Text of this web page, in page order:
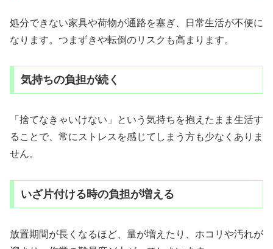
処分できない家具や荷物が通路を塞ぎ、日常生活が不便に
なります。つまずきや転倒のリスクも高まります。
気持ちの負担が続く
「捨てなきゃいけない」という気持ちを抱えたまま生活す
ることで、常にストレスを感じてしまう方も少なくありま
せん。
いざ片付ける時の負担が増える
放置期間が長くなるほど、量が増えたり、ホコリや汚れが